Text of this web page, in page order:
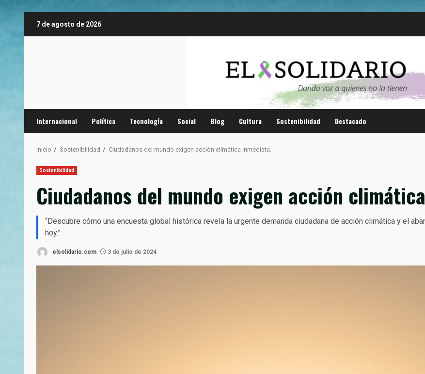
7 de agosto de 2026
Internacional Política Tecnología Social Blog Cultura Sostenibilidad Destacado
Inicio Sostenibilidad Ciudadanos del mundo exigen acción climática inmediata.
Sostenibilidad
Ciudadanos del mundo exigen acción
“Descubre cómo una encuesta global histórica revela la urgente demanda ciudadana de acción climática y el
hoy.”
elsolidario.com 3 de julio de 2024